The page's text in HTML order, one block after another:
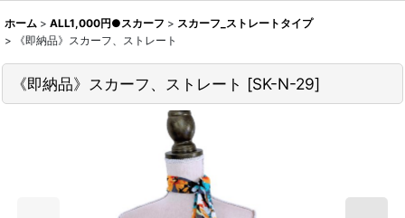
ホーム > ALL1,000円●スカーフ > スカーフ_ストレートタイプ
>
《即納品》スカーフ、ストレート
《即納品》スカーフ、ストレート [SK-N-29]